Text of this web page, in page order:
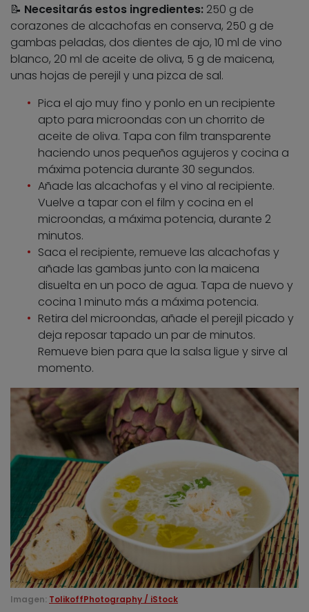
📝 Necesitarásestos ingredientes: 250 g de
corazones de alcachofas en conserva, 250 g de
gambas peladas, dos dientes de ajo, 10 ml de vino
blanco, 20 ml de aceite de oliva, 5 g de maicena,
unas hojas de perejil y una pizca de sal.
Pica el ajo muy fino y ponlo en un recipiente
apto para microondas con un chorrito de
aceite de oliva. Tapa con film transparente
haciendo unos pequeños agujeros y cocina a
máxima potencia durante 30 segundos.
Añade las alcachofas y el vino al recipiente.
Vuelve a tapar con el film y cocina en el
microondas, a máxima potencia, durante 2
minutos.
Saca el recipiente, remueve las alcachofas y
añade las gambas junto con la maicena
disuelta en un poco de agua. Tapa de nuevo y
cocina 1 minuto más a máxima potencia.
Retira del microondas, añade el perejil picado y
deja reposar tapado un par de minutos.
Remueve bien para que la salsa ligue y sirve al
momento.
Imagen: TolikoffPhotography / iStock